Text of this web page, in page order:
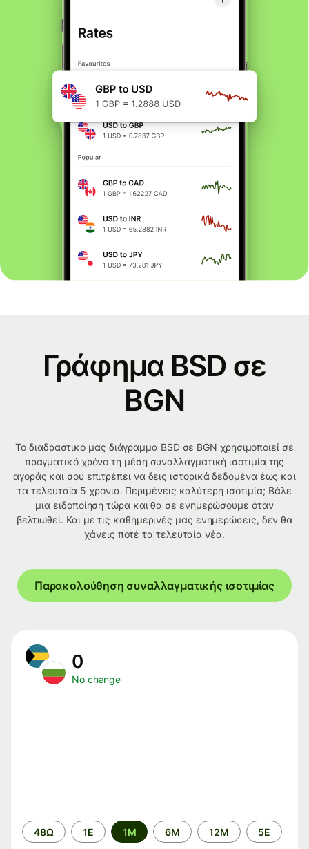
Γράφημα BSD σε
BGN
Το διαδραστικό μας διάγραμμα BSD σε BGN χρησιμοποιεί σε
πραγματικό χρόνο τη μέση συναλλαγματική ισοτιμία της
αγοράς και σου επιτρέπει να δεις ιστορικά δεδομένα έως και
τα τελευταία 5 χρόνια. Περιμένεις καλύτερη ισοτιμία; Βάλε
μια ειδοποίηση τώρα και θα σε ενημερώσουμε όταν
βελτιωθεί. Και με τις καθημερινές μας ενημερώσεις, δεν θα
χάνεις ποτέ τα τελευταία νέα.
Παρακολούθηση συναλλαγματικής ισοτιμίας
0
No change
Time
period
48Ω 1Ε 1M 6M 12M 5Ε